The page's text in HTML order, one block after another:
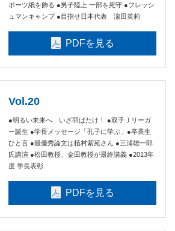
ポーツ紙を飾る ●男子陸上 一部を死守 ●フレッシ
ュマンキャンプ ●目指せ日本代表 濵田英莉
PDFを見る
Vol.20
●明るい未来へ いざ羽ばたけ！ ●双子Ｊリーガ
ー誕生 ●学長メッセージ「孔子に学ぶ」●卒業生
ひと言 ●最優秀論文は植村紫苑さん ●三浦雄一郎
氏講演 ●松田教授、金田教授が最終講義 ●2013年
度 学長表彰
PDFを見る